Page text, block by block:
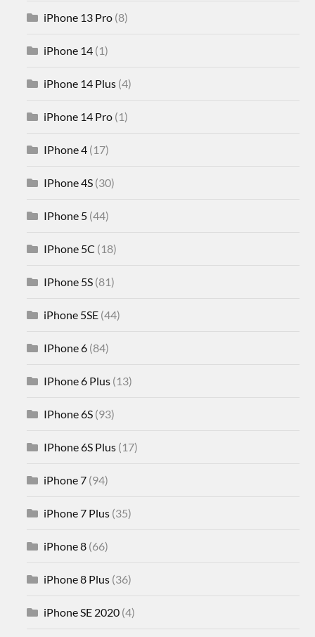
iPhone 13 Pro (8)
iPhone 14 (1)
iPhone 14 Plus (4)
iPhone 14 Pro (1)
IPhone 4 (17)
IPhone 4S (30)
IPhone 5 (44)
IPhone 5C (18)
IPhone 5S (81)
iPhone 5SE (44)
IPhone 6 (84)
IPhone 6 Plus (13)
IPhone 6S (93)
IPhone 6S Plus (17)
iPhone 7 (94)
iPhone 7 Plus (35)
iPhone 8 (66)
iPhone 8 Plus (36)
iPhone SE 2020 (4)